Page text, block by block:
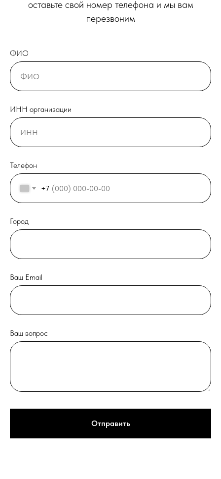
оставьте свой номер телефона и мы вам
перезвоним
ФИО
ИНН организации
Телефон
+7
Город
Ваш Email
Ваш вопрос
Отправить